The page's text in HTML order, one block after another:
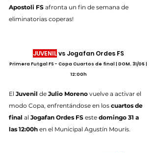
Apostoli FS afronta un fin de semana de
eliminatorias coperas!
JUVENIL vs Jogafan Ordes FS
Primera Futgal FS - Copa Cuartos de final | DOM. 31/05 |
12:00h
El Juvenil de Julio Moreno vuelve a activar el
modo Copa, enfrentándose en los cuartos de
final al Jogafan Ordes FS este domingo 31 a
las 12:00h en el Municipal Agustín Mourís.